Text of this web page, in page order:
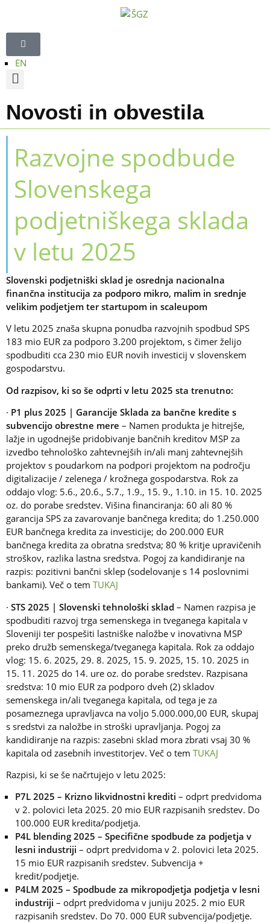
EN
Novosti in obvestila
Razvojne spodbude
Slovenskega
podjetniškega sklada
v letu 2025
Slovenski podjetniški sklad je osrednja nacionalna
finančna institucija za podporo mikro, malim in srednje
velikim podjetjem ter startupom in scaleupom
V letu 2025 znaša skupna ponudba razvojnih spodbud SPS
183 mio EUR za podporo 3.200 projektom, s čimer želijo
spodbuditi cca 230 mio EUR novih investicij v slovenskem
gospodarstvu.
Od razpisov, ki so še odprti v letu 2025 sta trenutno:
· P1 plus 2025 | Garancije Sklada za bančne kredite s
subvencijo obrestne mere – Namen produkta je hitrejše,
lažje in ugodnejše pridobivanje bančnih kreditov MSP za
izvedbo tehnološko zahtevnejših in/ali manj zahtevnejših
projektov s poudarkom na podpori projektom na področju
digitalizacije / zelenega / krožnega gospodarstva. Rok za
oddajo vlog: 5.6., 20.6., 5.7., 1.9., 15. 9., 1.10. in 15. 10. 2025
oz. do porabe sredstev. Višina financiranja: 60 ali 80 %
garancija SPS za zavarovanje bančnega kredita; do 1.250.000
EUR bančnega kredita za investicije; do 200.000 EUR
bančnega kredita za obratna sredstva; 80 % kritje upravičenih
stroškov, razlika lastna sredstva. Pogoj za kandidiranje na
razpis: pozitivni bančni sklep (sodelovanje s 14 poslovnimi
bankami). Več o tem TUKAJ
· STS 2025 | Slovenski tehnološki sklad – Namen razpisa je
spodbuditi razvoj trga semenskega in tveganega kapitala v
Sloveniji ter pospešiti lastniške naložbe v inovativna MSP
preko družb semenskega/tveganega kapitala. Rok za oddajo
vlog: 15. 6. 2025, 29. 8. 2025, 15. 9. 2025, 15. 10. 2025 in
15. 11. 2025 do 14. ure oz. do porabe sredstev. Razpisana
sredstva: 10 mio EUR za podporo dveh (2) skladov
semenskega in/ali tveganega kapitala, od tega je za
posameznega upravljavca na voljo 5.000.000,00 EUR, skupaj
s sredstvi za naložbe in stroški upravljanja. Pogoj za
kandidiranje na razpis: zasebni sklad mora zbrati vsaj 30 %
kapitala od zasebnih investitorjev. Več o tem TUKAJ
Razpisi, ki se še načrtujejo v letu 2025:
P7L 2025 – Krizno likvidnostni krediti – odprt predvidoma
v 2. polovici leta 2025. 20 mio EUR razpisanih sredstev. Do
100.000 EUR kredita/podjetja.
P4L blending 2025 – Specifične spodbude za podjetja v
lesni industriji – odprt predvidoma v 2. polovici leta 2025.
15 mio EUR razpisanih sredstev. Subvencija +
kredit/podjetje.
P4LM 2025 – Spodbude za mikropodjetja podjetja v lesni
industriji – odprt predvidoma v juniju 2025. 2 mio EUR
razpisanih sredstev. Do 70. 000 EUR subvencija/podjetje.